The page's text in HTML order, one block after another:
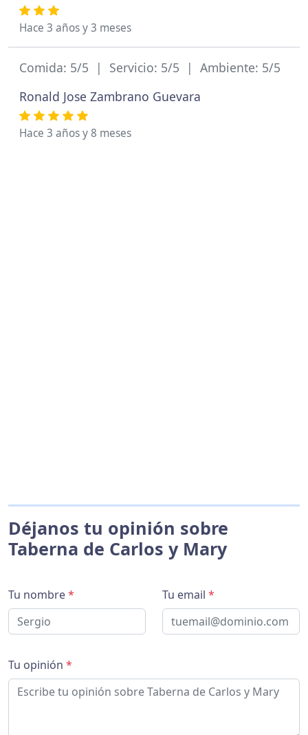
Hace 3 años y 3 meses
Comida: 5/5 | Servicio: 5/5 | Ambiente: 5/5
Ronald Jose Zambrano Guevara
Hace 3 años y 8 meses
Déjanos tu opinión sobre
Taberna de Carlos y Mary
Tu nombre* Tu email *
Tu opinión *